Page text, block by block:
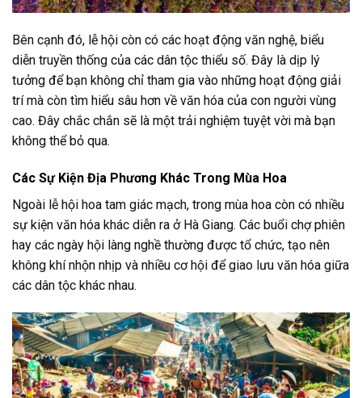
Bên cạnh đó, lễ hội còn có các hoạt động văn nghệ, biểu
diễn truyền thống của các dân tộc thiểu số. Đây là dịp lý
tưởng để bạn không chỉ tham gia vào những hoạt động giải
trí mà còn tìm hiểu sâu hơn về văn hóa của con người vùng
cao. Đây chắc chắn sẽ là một trải nghiệm tuyệt vời mà bạn
không thể bỏ qua.
Các Sự Kiện Địa Phương Khác Trong Mùa Hoa
Ngoài lễ hội hoa tam giác mạch, trong mùa hoa còn có nhiều
sự kiện văn hóa khác diễn ra ở Hà Giang. Các buổi chợ phiên
hay các ngày hội làng nghề thường được tổ chức, tạo nên
không khí nhộn nhịp và nhiều cơ hội để giao lưu văn hóa giữa
các dân tộc khác nhau.